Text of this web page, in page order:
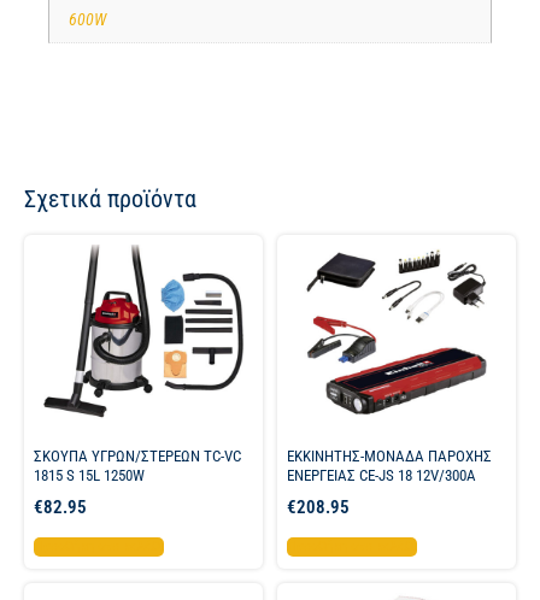
600W
Σχετικά προϊόντα
ΣΚΟΥΠΑ ΥΓΡΩΝ/ΣΤΕΡΕΩΝ TC-VC
1815 S 15L 1250W
€82.95
Προσθήκη στο καλάθι
ΕΚΚΙΝΗΤΗΣ-ΜΟΝΑΔΑ ΠΑΡΟΧΗΣ
ΕΝΕΡΓΕΙΑΣ CE-JS 18 12V/300A
€208.95
Προσθήκη στο καλάθι